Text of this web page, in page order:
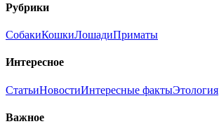
Рубрики
СобакиКошкиЛошадиПриматы
Интересное
СтатьиНовостиИнтересные фактыЭтология
Важное